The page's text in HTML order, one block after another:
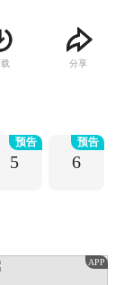
兵变。眼见元凌因
卿尘发动巫族禁术
一个新的世界。来
隐藏自己对元凌的
相守相知却不敢相
分享
5
预告
6
预告
APP